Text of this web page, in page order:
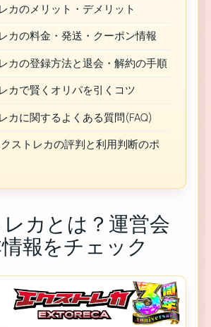
カのメリット・デメリット
カの料金・発送・クーポン情報
カの登録方法と退会・解約の手順
カで賢くオリパを引くコツ
カに関するよくある質問(FAQ)
ストレカの評判と利用判断のポ
カとは？運営会
報をチェック